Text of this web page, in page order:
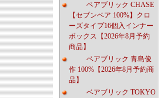
ベアブリック CHASE
【セブンベア 100%】クロ
ーズタイプ16個入インナー
ボックス【2026年8月予約
商品】
ベアブリック 青島俊
作 100%【2026年8月予約商
品】
ベアブリック TOKYO